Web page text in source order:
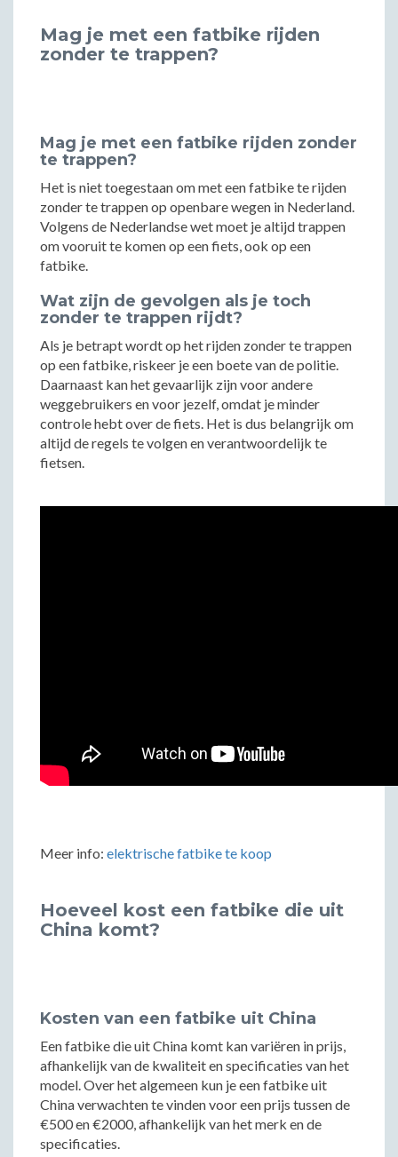
Mag je met een fatbike rijden
zonder te trappen?
Mag je met een fatbike rijden zonder
te trappen?
Het is niet toegestaan om met een fatbike te rijden
zonder te trappen op openbare wegen in Nederland.
Volgens de Nederlandse wet moet je altijd trappen
om vooruit te komen op een fiets, ook op een
fatbike.
Wat zijn de gevolgen als je toch
zonder te trappen rijdt?
Als je betrapt wordt op het rijden zonder te trappen
op een fatbike, riskeer je een boete van de politie.
Daarnaast kan het gevaarlijk zijn voor andere
weggebruikers en voor jezelf, omdat je minder
controle hebt over de fiets. Het is dus belangrijk om
altijd de regels te volgen en verantwoordelijk te
fietsen.
Meer info: elektrische fatbike te koop
Hoeveel kost een fatbike die uit
China komt?
Kosten van een fatbike uit China
Een fatbike die uit China komt kan variëren in prijs,
afhankelijk van de kwaliteit en specificaties van het
model. Over het algemeen kun je een fatbike uit
China verwachten te vinden voor een prijs tussen de
€500 en €2000, afhankelijk van het merk en de
specificaties.